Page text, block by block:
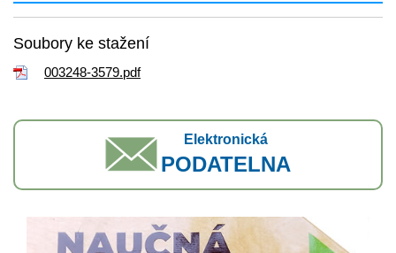
Soubory ke stažení
003248-3579.pdf
Elektronická
PODATELNA